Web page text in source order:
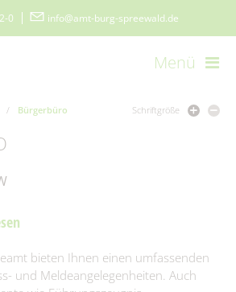
0 info@amt-burg-spreewald.de
Menü
Datenschutz
Impressum
/ Bürgerbüro Schriftgröße
bieten Ihnen einen umfassenden
und Meldeangelegenheiten. Auch